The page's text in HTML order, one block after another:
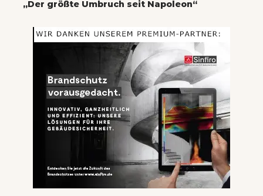
„Der größte Umbruch seit Napoleon“